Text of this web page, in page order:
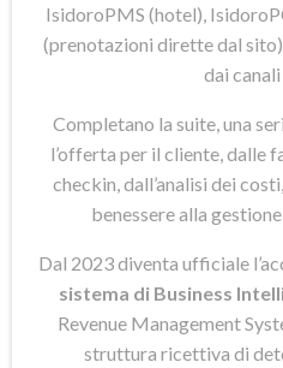
IsidoroPMS (hotel),
(prenotazioni dirette dal
dai canali
Completano la suite, una
l’offerta per il cliente, dalle
checkin, dall’analisi dei
benessere alla
Dal 2023 diventa ufficiale
sistema di Business
Revenue Management
struttura ricettiva di